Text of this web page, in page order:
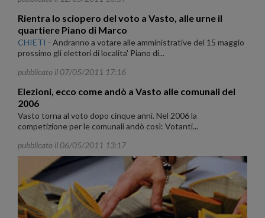
Rientra lo sciopero del voto a Vasto, alle urne il
quartiere Piano di Marco
CHIETI - Andranno a votare alle amministrative del 15 maggio
prossimo gli elettori di localita' Piano di...
pubblicato il 07/05/2011 17:16
Elezioni, ecco come andò a Vasto alle comunali del
2006
Vasto torna al voto dopo cinque anni. Nel 2006 la
competizione per le comunali andò così: Votanti...
pubblicato il 06/05/2011 13:17